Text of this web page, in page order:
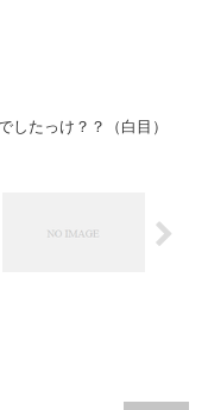
したっけ？？（白目）